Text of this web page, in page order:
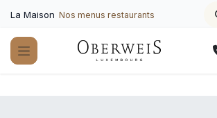
La Maison Nos menus restaurants